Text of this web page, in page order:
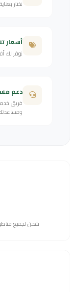
نختار
أسعار
نوفر لك
دعم
فريق
شحن لجميع مناطق